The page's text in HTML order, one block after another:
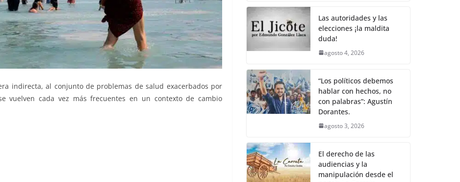
indirecta, al conjunto de problemas de salud exacerbados por
vuelven cada vez más frecuentes en un contexto de cambio
Las autoridades y las
elecciones ¡la maldita
duda!
agosto 4, 2026
“Los políticos debemos
hablar con hechos, no
con palabras”: Agustín
Dorantes.
agosto 3, 2026
El derecho de las
audiencias y la
manipulación desde el